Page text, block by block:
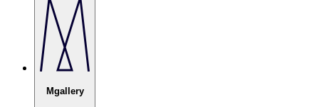
Mgallery